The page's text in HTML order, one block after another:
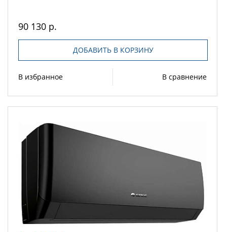
90 130 р.
ДОБАВИТЬ В КОРЗИНУ
В избранное В сравнение